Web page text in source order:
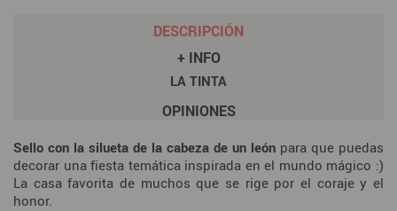
DESCRIPCIÓN
+ INFO
LA TINTA
OPINIONES
Sello con la silueta de la cabeza de un león para que puedas
decorar una fiesta temática inspirada en el mundo mágico :)
La casa favorita de muchos que se rige por el coraje y el
honor.